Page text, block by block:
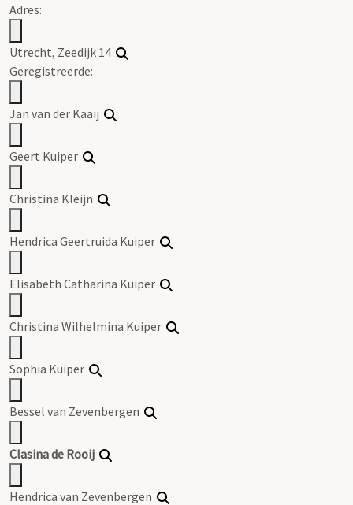
Adres:
Utrecht, Zeedijk 14
Geregistreerde:
Jan van der Kaaij
Geert Kuiper
Christina Kleijn
Hendrica Geertruida Kuiper
Elisabeth Catharina Kuiper
Christina Wilhelmina Kuiper
Sophia Kuiper
Bessel van Zevenbergen
Clasina de Rooij
Hendrica van Zevenbergen